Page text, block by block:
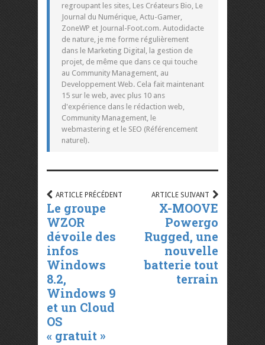
regroupant les sites, Les Créateurs Bio, Le
Journal du Numérique, Actu-Gamer,
ZoneWP et Journal-Foot.com. Autodidacte
de nature, je me forme régulièrement
dans le Marketing Digital, la gestion de
projet, de même que dans ce qui touche
au Community Management, au
Developpement Web. Cela fait maintenant
15 sur le web, avec plus 10 ans
d'expérience dans le rédaction web,
Community Management, le
webmastering et le SEO (Référencement
naturel).
ARTICLE PRÉCÉDENT
Le groupe
WZOR
dévoile des
infos
Windows
8.2,
Windows 9
et un Cloud
OS
« gratuit »
ARTICLE SUIVANT
X-MOOVE
Powergo
Rugged, une
nouvelle
batterie tout
terrain